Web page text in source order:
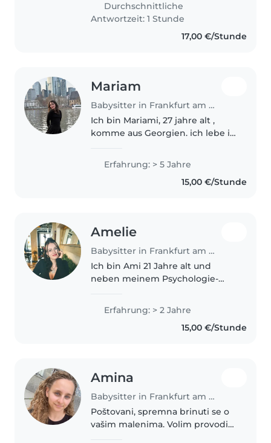
because I genuinely love..
Durchschnittliche
Antwortzeit: 1 Stunde
17,00 €/Stunde
Mariam
Babysitter in Frankfurt am Main
Ich bin Mariami, 27 jahre alt ,
komme aus Georgien. ich lebe in
opera mädchen, habe
ausbildung abgeschlossen bin
Floristin , ich liebe blumen. bin..
Erfahrung: > 5 Jahre
15,00 €/Stunde
Amelie
Babysitter in Frankfurt am Main
Ich bin Ami 21 Jahre alt und
neben meinem Psychologie-
vielseitiges Repertoire an
Aktivitäten wie Zeichnen,
Vorlesen, Basteln und Spielen.
Erfahrung: > 2 Jahre
15,00 €/Stunde
Amina
Babysitter in Frankfurt am Main
Poštovani, spremna brinuti se o
vašim malenima. Volim provoditi